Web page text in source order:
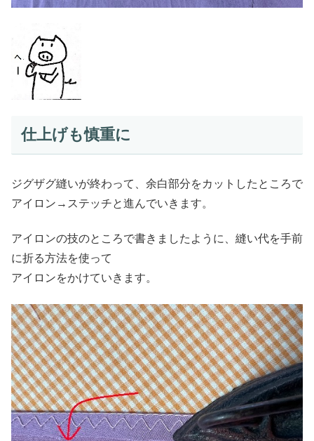
仕上げも慎重に
ジグザグ縫いが終わって、余白部分をカットしたところで
アイロン→ステッチと進んでいきます。
アイロンの技のところで書きましたように、縫い代を手前
に折る方法を使って
アイロンをかけていきます。